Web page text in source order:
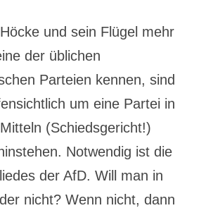
und sein Flügel mehr
der üblichen
Parteien kennen, sind
um eine Partei in
(Schiedsgericht!)
Notwendig ist die
der AfD. Will man in
nicht? Wenn nicht, dann